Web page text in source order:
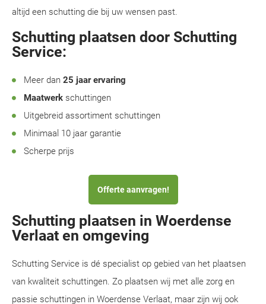
altijd een schutting die bij uw wensen past.
Schutting plaatsen door Schutting
Service:
Meer dan 25 jaar ervaring
Maatwerk schuttingen
Uitgebreid assortiment schuttingen
Minimaal 10 jaar garantie
Scherpe prijs
Offerte aanvragen!
Schutting plaatsen in Woerdense
Verlaat en omgeving
Schutting Service is dé specialist op gebied van het plaatsen
van kwaliteit schuttingen. Zo plaatsen wij met alle zorg en
passie schuttingen in Woerdense Verlaat, maar zijn wij ook